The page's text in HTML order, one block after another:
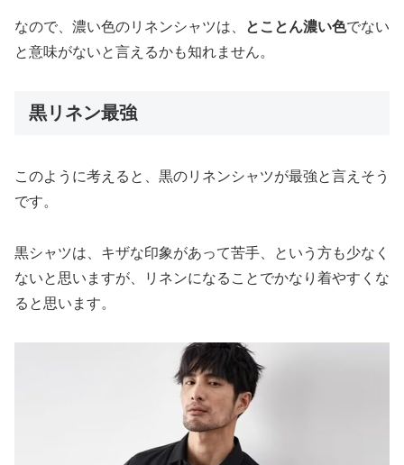
なので、濃い色のリネンシャツは、 とことん濃い色でない
と意味がないと言えるかも知れません。
黒リネン最強
このように考えると、黒のリネンシャツが最強と言えそう
です。
黒シャツは、キザな印象があって苦手、という方も少なく
ないと思いますが、リネンになることでかなり着やすくな
ると思います。